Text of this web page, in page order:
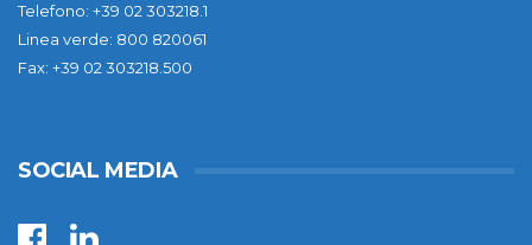
Telefono: +39 02 303218.1
Linea verde: 800 820061
Fax: +39 02 303218.500
SOCIAL MEDIA